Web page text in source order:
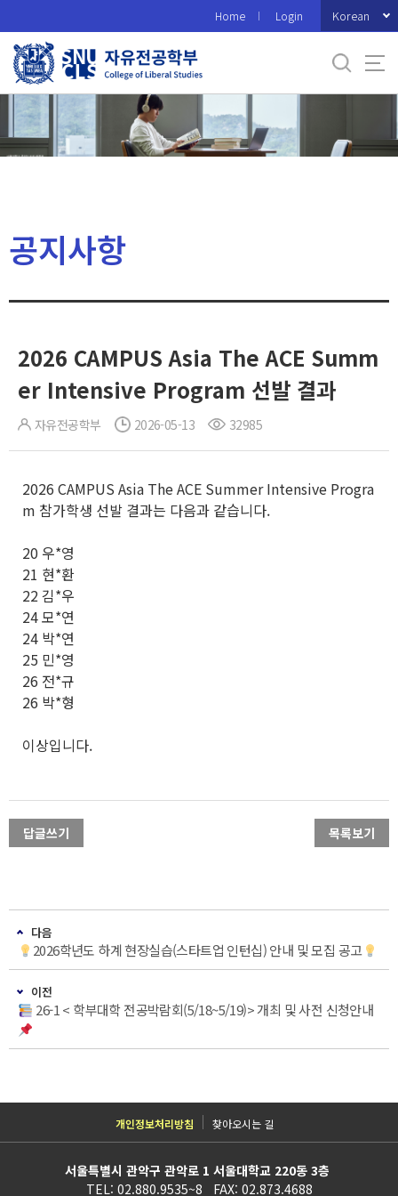
로
메
Home Login Korean
공지사항
2026 CAMPUS Asia The ACE Summ
er Intensive Program 선발 결과
자유전공학부 2026-05-13 32985
2026 CAMPUS Asia The ACE Summer Intensive Progra
m 참가학생 선발 결과는 다음과 같습니다.
20 우*영
21 현*환
22 김*우
24 모*연
24 박*연
25 민*영
26 전*규
26 박*형
이상입니다.
답글쓰기 목록보기
다음
2026학년도 하계 현장실습(스타트업 인턴십) 안내 및 모집 공고
이전
26-1 < 학부대학 전공박람회(5/18~5/19)> 개최 및 사전 신청안내
개인정보처리방침 찾아오시는 길
서울특별시 관악구 관악로 1 서울대학교 220동 3층
TEL: 02.880.9535~8 FAX: 02.873.4688